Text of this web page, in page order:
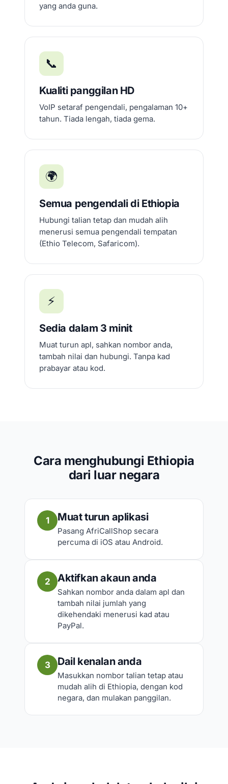
yang anda guna.
📞
Kualiti panggilan HD
VoIP setaraf pengendali, pengalaman 10+
tahun. Tiada lengah, tiada gema.
🌍
Semua pengendali di Ethiopia
Hubungi talian tetap dan mudah alih
menerusi semua pengendali tempatan
(Ethio Telecom, Safaricom).
⚡
Sedia dalam 3 minit
Muat turun apl, sahkan nombor anda,
tambah nilai dan hubungi. Tanpa kad
prabayar atau kod.
Cara menghubungi Ethiopia
dari luar negara
1 Muat turun aplikasi
Pasang AfriCallShop secara
percuma di iOS atau Android.
2 Aktifkan akaun anda
Sahkan nombor anda dalam apl dan
tambah nilai jumlah yang
dikehendaki menerusi kad atau
PayPal.
3 Dail kenalan anda
Masukkan nombor talian tetap atau
mudah alih di Ethiopia, dengan kod
negara, dan mulakan panggilan.